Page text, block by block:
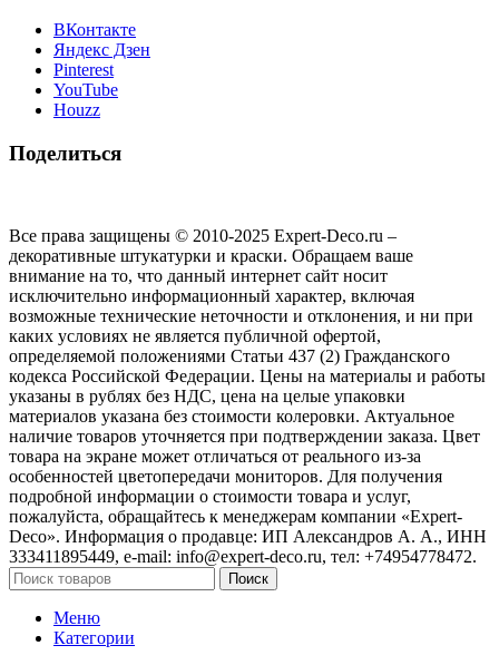
ВКонтакте
Яндекс Дзен
Pinterest
YouTube
Houzz
Поделиться
Все права защищены © 2010-2025 Expert-Deco.ru –
декоративные штукатурки и краски. Обращаем ваше
внимание на то, что данный интернет сайт носит
исключительно информационный характер, включая
возможные технические неточности и отклонения, и ни при
каких условиях не является публичной офертой,
определяемой положениями Статьи 437 (2) Гражданского
кодекса Российской Федерации. Цены на материалы и работы
указаны в рублях без НДС, цена на целые упаковки
материалов указана без стоимости колеровки. Актуальное
наличие товаров уточняется при подтверждении заказа. Цвет
товара на экране может отличаться от реального из‑за
особенностей цветопередачи мониторов. Для получения
подробной информации о стоимости товара и услуг,
пожалуйста, обращайтесь к менеджерам компании «Expert-
Deco». Информация о продавце: ИП Александров А. А., ИНН
333411895449, e-mail: info@expert-deco.ru, тел: +74954778472.
Поиск
Меню
Категории